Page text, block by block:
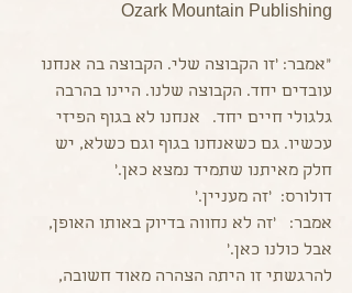
Ozark Mountain Publishing
"אמבר: 'זו הקבוצה שלי. הקבוצה בה אנחנו
עובדים יחד. הקבוצה שלנו. היינו בהרבה
גלגולי חיים יחד. 	אנחנו לא בגוף הפיזי
עכשיו. גם כשאנחנו בגוף וגם כשלא, יש
חלק מאיתנו שתמיד נמצא כאן.'
דולורס:  'זה מעניין.'
אמבר:   'זה לא נחווה בדיוק באותו האופן,
אבל כולנו כאן.'
להרגשתי זו היתה הצהרה מאוד חשובה,